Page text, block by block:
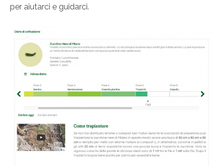
per aiutarci e guidarci.